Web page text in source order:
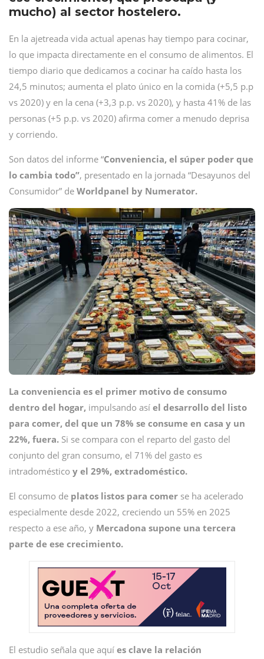
mucho) al sector hostelero.
En la ajetreada vida actual apenas hay tiempo para cocinar,
lo que impacta directamente en el consumo de alimentos. El
tiempo diario que dedicamos a cocinar ha caído hasta los
24,5 minutos; aumenta el plato único en la comida (+5,5 p.p
vs 2020) y en la cena (+3,3 p.p. vs 2020), y hasta 41% de las
personas (+5 p.p. vs 2020) afirma comer a menudo deprisa
y corriendo.
Son datos del informe “Conveniencia, el súper poder que
lo cambia todo”, presentado en la jornada “Desayunos del
Consumidor” de Worldpanel by Numerator.
La conveniencia es el primer motivo de consumo
dentro del hogar, impulsando así el desarrollo del listo
para comer, del que un 78% se consume en casa y un
22%, fuera. Si se compara con el reparto del gasto del
conjunto del gran consumo, el 71% del gasto es
intradoméstico y el 29%, extradoméstico.
El consumo de platos listos para comer se ha acelerado
especialmente desde 2022, creciendo un 55% en 2025
respecto a ese año, y Mercadona supone una tercera
parte de ese crecimiento.
El estudio señala que aquí es clave la relación